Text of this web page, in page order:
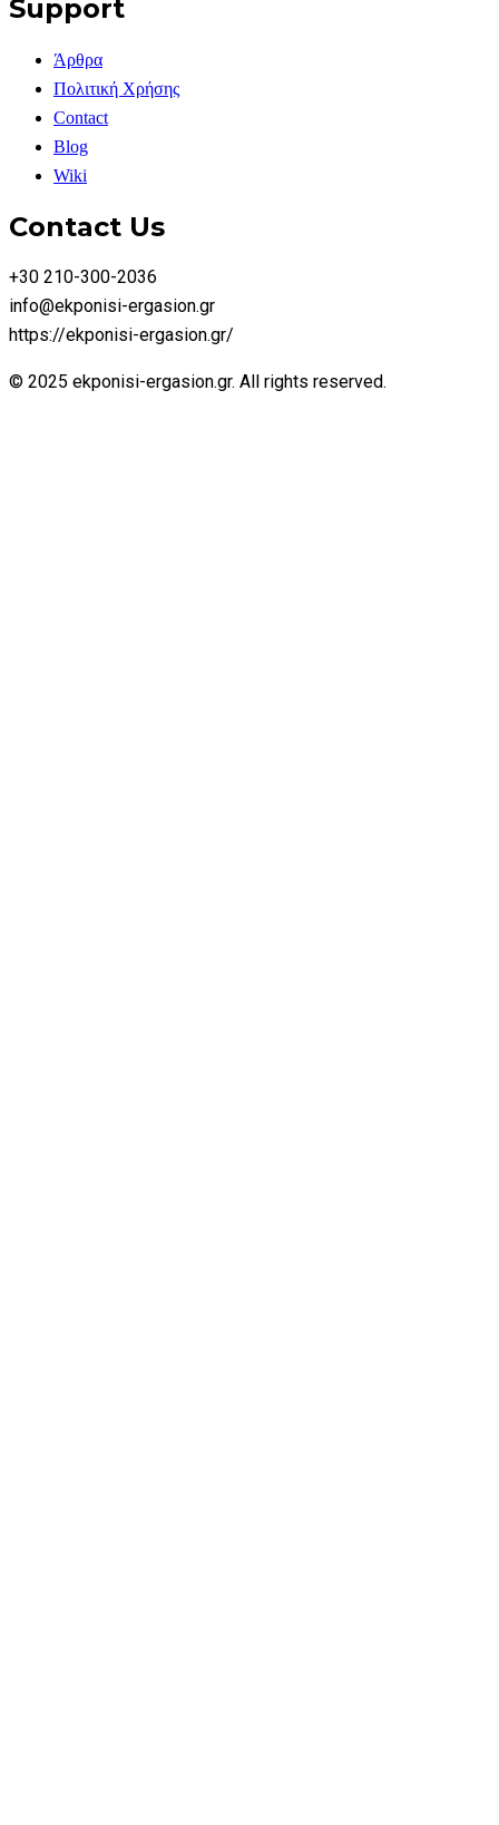
Support
Άρθρα
Πολιτική Χρήσης
Contact
Blog
Wiki
Contact Us
+30 210-300-2036
info@ekponisi-ergasion.gr
https://ekponisi-ergasion.gr/
© 2025 ekponisi-ergasion.gr. All rights reserved.